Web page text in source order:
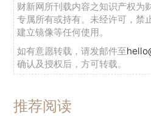
财新网所刊载内容之知识产权为
专属所有或持有。未经许可，禁
建立镜像等任何使用。
如有意愿转载，请发邮件至
确认及授权后，方可转载。
推荐阅读